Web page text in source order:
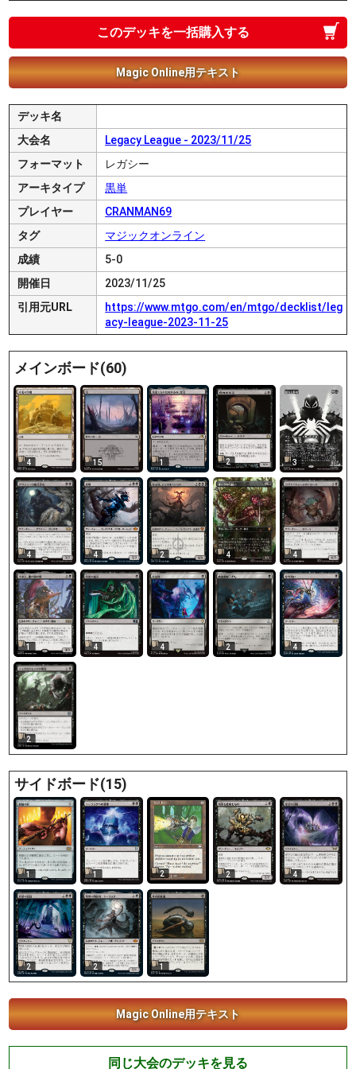
このデッキを一括購入する
Magic Online用テキスト
デッキ名
大会名
Legacy League - 2023/11/25
フォーマット
レガシー
アーキタイプ
黒単
プレイヤー
CRANMAN69
タグ
マジックオンライン
成績
5-0
開催日
2023/11/25
引用元URL
https://www.mtgo.com/en/mtgo/decklist/leg
acy-league-2023-11-25
メインボード(60)
4 15 1 2 3
4 4 2 4 4
1 4 4 2 4
2
サイドボード(15)
1 1 2 2 4
2 2 1
Magic Online用テキスト
同じ大会のデッキを見る